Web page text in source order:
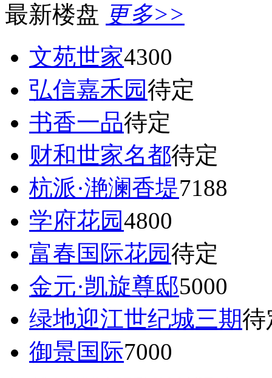
最新楼盘 更多>>
文苑世家4300
弘信嘉禾园待定
书香一品待定
财和世家名都待定
杭派·滟澜香堤7188
学府花园4800
富春国际花园待定
金元·凯旋尊邸5000
绿地迎江世纪城三期待
御景国际7000